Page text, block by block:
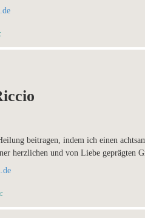
beitragen, indem ich einen
herzlichen und von Liebe geprägten